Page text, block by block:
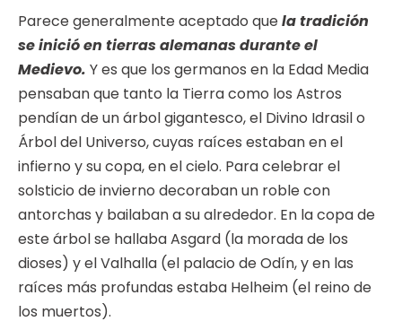
Parece generalmente aceptado quela tradición
se inició en tierras alemanas durante el
Medievo. Y es que los germanos en la Edad Media
pensaban que tanto la Tierra como los Astros
pendían de un árbol gigantesco, el Divino Idrasil o
Árbol del Universo, cuyas raíces estaban en el
infierno y su copa, en el cielo. Para celebrar el
solsticio de invierno decoraban un roble con
antorchas y bailaban a su alrededor. En la copa de
este árbol se hallaba Asgard (la morada de los
dioses) y el Valhalla (el palacio de Odín, y en las
raíces más profundas estaba Helheim (el reino de
los muertos).